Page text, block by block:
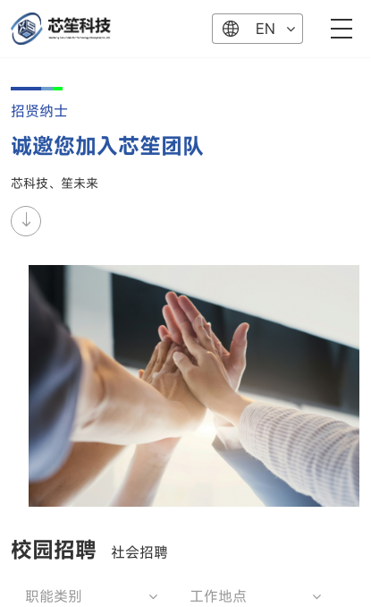
EN
招贤纳士
诚邀您加入芯笙团队
芯科技、笙未来
校园招聘 社会招聘
职能类别 工作地点